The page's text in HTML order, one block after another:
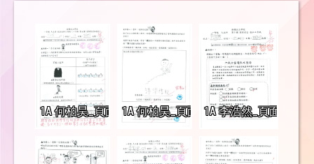
1A 何柏昊_頁面_11A 何柏昊_頁面_21A 李浩然_頁面_1